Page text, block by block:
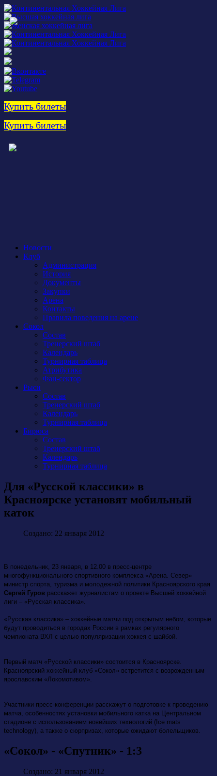
Купить билеты
Купить билеты
Новости
Клуб
Администрация
История
Документы
Закупки
Арена
Контакты
Правила поведения на арене
Сокол
Состав
Тренерский штаб
Календарь
Турнирная таблица
Атрибутика
Фан-сектор
Рыси
Состав
Тренерский штаб
Календарь
Турнирная таблица
Бирюса
Состав
Тренерский штаб
Календарь
Турнирная таблица
Для «Русской классики» в
Красноярске установят мобильный
каток
Создано: 22 января 2012
В понедельник, 23 января, в 12.00 в пресс-центре
многофункционального спортивного комплекса «Арена. Север»
министр спорта, туризма и молодежной политики Красноярского края
Сергей Гуров расскажет журналистам о проекте Высшей хоккейной
лиги – «Русская классика».
«Русская классика» – хоккейные матчи под открытым небом, которые
будут проводиться в городах России в рамках регулярного
чемпионата ВХЛ с целью популяризации хоккея с шайбой.
Первый матч «Русской классики» состоится в Красноярске.
Красноярский хоккейный клуб «Сокол» встретится с возрожденным
ярославским «Локомотивом».
Участники пресс-конференции расскажут о подготовке к проведению
матча, особенностях установки мобильного катка на Центральном
стадионе с использованием новейших технологий (Ice mats
technology), а также о сюрпризах, которые ожидают болельщиков.
«Сокол» - «Спутник» - 1:3
Создано: 21 января 2012